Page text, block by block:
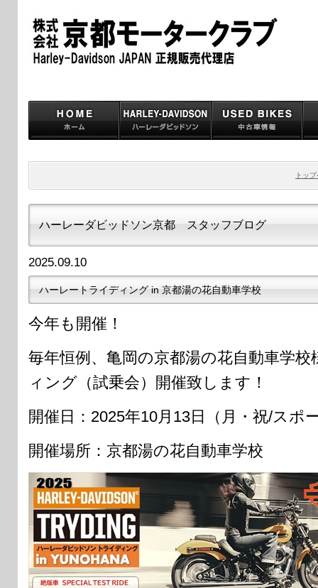
トッ
ハーレーダビッドソン京都 スタッフブログ
2025.09.10
ハーレートライディング in 京都湯の花自動車学校
今年も開催！
毎年恒例、亀岡の京都湯の花自動車学
ィング（試乗会）開催致します！
開催日：2025年10月13日（月・祝/スポ
開催場所：京都湯の花自動車学校